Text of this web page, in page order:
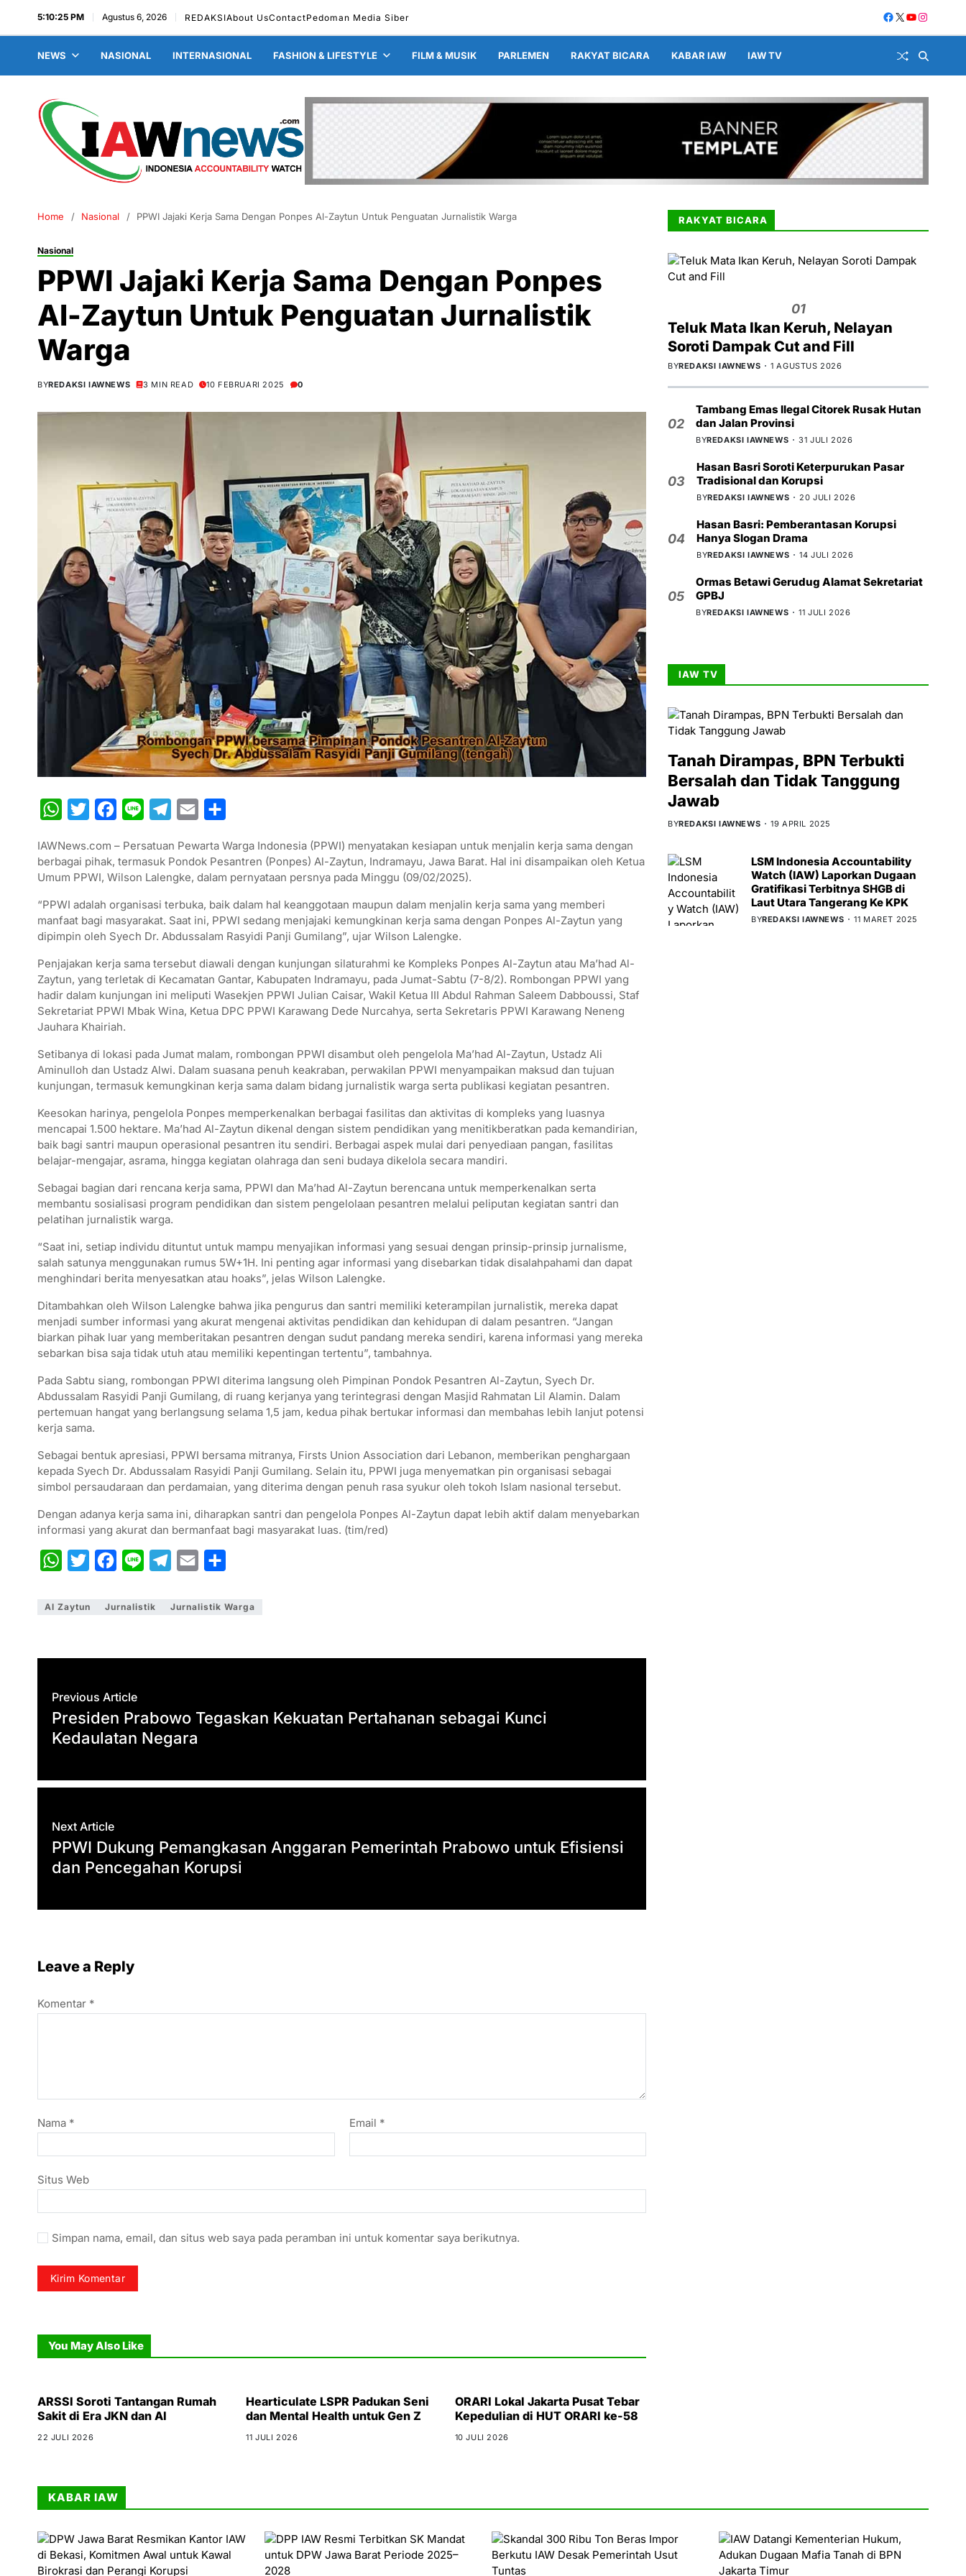
5:10:26 PM Agustus 6, 2026 REDAKSIAbout UsContactPedoman Media Siber
NEWS NASIONAL INTERNASIONAL FASHION & LIFESTYLE FILM & MUSIK PARLEMEN RAKYAT BICARA KABAR IAW IAW TV
Home Nasional PPWI Jajaki Kerja Sama Dengan Ponpes Al-Zaytun Untuk Penguatan Jurnalistik Warga
Nasional
PPWI Jajaki Kerja Sama Dengan Ponpes
Al-Zaytun Untuk Penguatan Jurnalistik
Warga
BYREDAKSI IAWNEWS 3 MIN READ 10 FEBRUARI 2025 0
W
a
t
A
p
p
i
t
e
r
e
o
o
k
n
e
l
e
r
a
m
a
i
a
r
IAWNews.com – Persatuan Pewarta Warga Indonesia (PPWI) menyatakan kesiapan untuk menjalin kerja sama dengan
berbagai pihak, termasuk Pondok Pesantren (Ponpes) Al-Zaytun, Indramayu, Jawa Barat. Hal ini disampaikan oleh Ketua
Umum PPWI, Wilson Lalengke, dalam pernyataan persnya pada Minggu (09/02/2025).
“PPWI adalah organisasi terbuka, baik dalam hal keanggotaan maupun dalam menjalin kerja sama yang memberi
manfaat bagi masyarakat. Saat ini, PPWI sedang menjajaki kemungkinan kerja sama dengan Ponpes Al-Zaytun yang
dipimpin oleh Syech Dr. Abdussalam Rasyidi Panji Gumilang”, ujar Wilson Lalengke.
Penjajakan kerja sama tersebut diawali dengan kunjungan silaturahmi ke Kompleks Ponpes Al-Zaytun atau Ma’had Al-
Zaytun, yang terletak di Kecamatan Gantar, Kabupaten Indramayu, pada Jumat-Sabtu (7-8/2). Rombongan PPWI yang
hadir dalam kunjungan ini meliputi Wasekjen PPWI Julian Caisar, Wakil Ketua III Abdul Rahman Saleem Dabboussi, Staf
Sekretariat PPWI Mbak Wina, Ketua DPC PPWI Karawang Dede Nurcahya, serta Sekretaris PPWI Karawang Neneng
Jauhara Khairiah.
Setibanya di lokasi pada Jumat malam, rombongan PPWI disambut oleh pengelola Ma’had Al-Zaytun, Ustadz Ali
Aminulloh dan Ustadz Alwi. Dalam suasana penuh keakraban, perwakilan PPWI menyampaikan maksud dan tujuan
kunjungan, termasuk kemungkinan kerja sama dalam bidang jurnalistik warga serta publikasi kegiatan pesantren.
Keesokan harinya, pengelola Ponpes memperkenalkan berbagai fasilitas dan aktivitas di kompleks yang luasnya
mencapai 1.500 hektare. Ma’had Al-Zaytun dikenal dengan sistem pendidikan yang menitikberatkan pada kemandirian,
baik bagi santri maupun operasional pesantren itu sendiri. Berbagai aspek mulai dari penyediaan pangan, fasilitas
belajar-mengajar, asrama, hingga kegiatan olahraga dan seni budaya dikelola secara mandiri.
Sebagai bagian dari rencana kerja sama, PPWI dan Ma’had Al-Zaytun berencana untuk memperkenalkan serta
membantu sosialisasi program pendidikan dan sistem pengelolaan pesantren melalui peliputan kegiatan santri dan
pelatihan jurnalistik warga.
“Saat ini, setiap individu dituntut untuk mampu menyajikan informasi yang sesuai dengan prinsip-prinsip jurnalisme,
salah satunya menggunakan rumus 5W+1H. Ini penting agar informasi yang disebarkan tidak disalahpahami dan dapat
menghindari berita menyesatkan atau hoaks”, jelas Wilson Lalengke.
Ditambahkan oleh Wilson Lalengke bahwa jika pengurus dan santri memiliki keterampilan jurnalistik, mereka dapat
menjadi sumber informasi yang akurat mengenai aktivitas pendidikan dan kehidupan di dalam pesantren. “Jangan
biarkan pihak luar yang memberitakan pesantren dengan sudut pandang mereka sendiri, karena informasi yang mereka
sebarkan bisa saja tidak utuh atau memiliki kepentingan tertentu”, tambahnya.
Pada Sabtu siang, rombongan PPWI diterima langsung oleh Pimpinan Pondok Pesantren Al-Zaytun, Syech Dr.
Abdussalam Rasyidi Panji Gumilang, di ruang kerjanya yang terintegrasi dengan Masjid Rahmatan Lil Alamin. Dalam
pertemuan hangat yang berlangsung selama 1,5 jam, kedua pihak bertukar informasi dan membahas lebih lanjut potensi
kerja sama.
Sebagai bentuk apresiasi, PPWI bersama mitranya, Firsts Union Association dari Lebanon, memberikan penghargaan
kepada Syech Dr. Abdussalam Rasyidi Panji Gumilang. Selain itu, PPWI juga menyematkan pin organisasi sebagai
simbol persaudaraan dan perdamaian, yang diterima dengan penuh rasa syukur oleh tokoh Islam nasional tersebut.
Dengan adanya kerja sama ini, diharapkan santri dan pengelola Ponpes Al-Zaytun dapat lebih aktif dalam menyebarkan
informasi yang akurat dan bermanfaat bagi masyarakat luas. (tim/red)
W
a
p
i
c
o
n
l
a
a
Al Zaytun Jurnalistik Jurnalistik Warga
Previous Article
Presiden Prabowo Tegaskan Kekuatan Pertahanan sebagai Kunci
Kedaulatan Negara
Next Article
PPWI Dukung Pemangkasan Anggaran Pemerintah Prabowo untuk Efisiensi
dan Pencegahan Korupsi
Leave a Reply
Komentar *
Nama * Email *
Situs Web
Simpan nama, email, dan situs web saya pada peramban ini untuk komentar saya berikutnya.
You May Also Like
ARSSI Soroti Tantangan Rumah
Sakit di Era JKN dan AI
22 JULI 2026
Hearticulate LSPR Padukan Seni
dan Mental Health untuk Gen Z
11 JULI 2026
ORARI Lokal Jakarta Pusat Tebar
Kepedulian di HUT ORARI ke-58
10 JULI 2026
RAKYAT BICARA
01
Teluk Mata Ikan Keruh, Nelayan
Soroti Dampak Cut and Fill
BYREDAKSI IAWNEWS 1 AGUSTUS 2026
02
Tambang Emas Ilegal Citorek Rusak Hutan
dan Jalan Provinsi
BYREDAKSI IAWNEWS 31 JULI 2026
03
Hasan Basri Soroti Keterpurukan Pasar
Tradisional dan Korupsi
BYREDAKSI IAWNEWS 20 JULI 2026
04
Hasan Basri: Pemberantasan Korupsi
Hanya Slogan Drama
BYREDAKSI IAWNEWS 14 JULI 2026
05
Ormas Betawi Gerudug Alamat Sekretariat
GPBJ
BYREDAKSI IAWNEWS 11 JULI 2026
IAW TV
Tanah Dirampas, BPN Terbukti
Bersalah dan Tidak Tanggung
Jawab
BYREDAKSI IAWNEWS 19 APRIL 2025
LSM Indonesia Accountability
Watch (IAW) Laporkan Dugaan
Gratifikasi Terbitnya SHGB di
Laut Utara Tangerang Ke KPK
BYREDAKSI IAWNEWS 11 MARET 2025
KABAR IAW